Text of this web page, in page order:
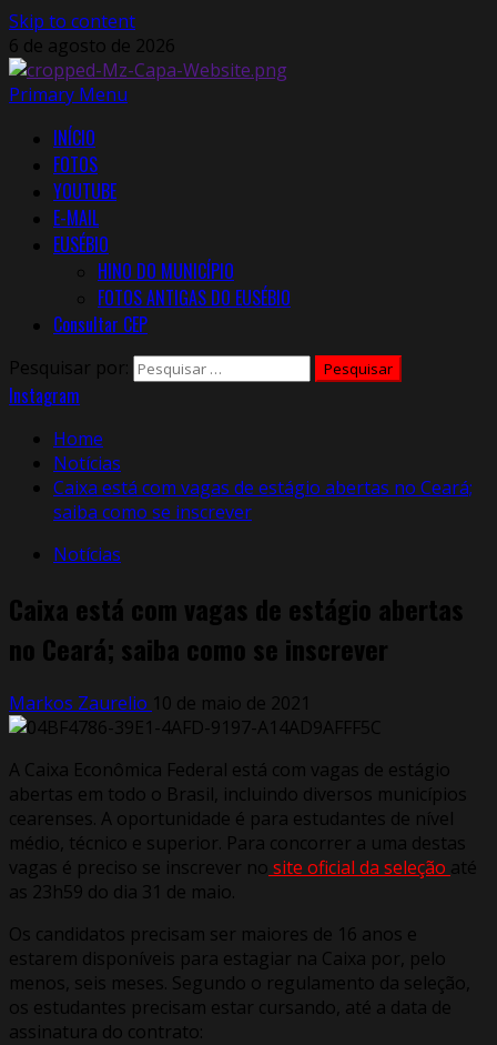
Skip to content
6 de agosto de 2026
Primary Menu
INÍCIO
FOTOS
YOUTUBE
E-MAIL
EUSÉBIO
HINO DO MUNICÍPIO
FOTOS ANTIGAS DO EUSÉBIO
Consultar CEP
Pesquisar por:
Instagram
Home
Notícias
Caixa está com vagas de estágio abertas no Ceará;
saiba como se inscrever
Notícias
Caixa está com vagas de estágio abertas
no Ceará; saiba como se inscrever
Markos Zaurelio 10 de maio de 2021
A Caixa Econômica Federal está com vagas de estágio
abertas em todo o Brasil, incluindo diversos municípios
cearenses. A oportunidade é para estudantes de nível
médio, técnico e superior. Para concorrer a uma destas
vagas é preciso se inscrever no site oficial da seleção até
as 23h59 do dia 31 de maio.
Os candidatos precisam ser maiores de 16 anos e
estarem disponíveis para estagiar na Caixa por, pelo
menos, seis meses. Segundo o regulamento da seleção,
os estudantes precisam estar cursando, até a data de
assinatura do contrato: